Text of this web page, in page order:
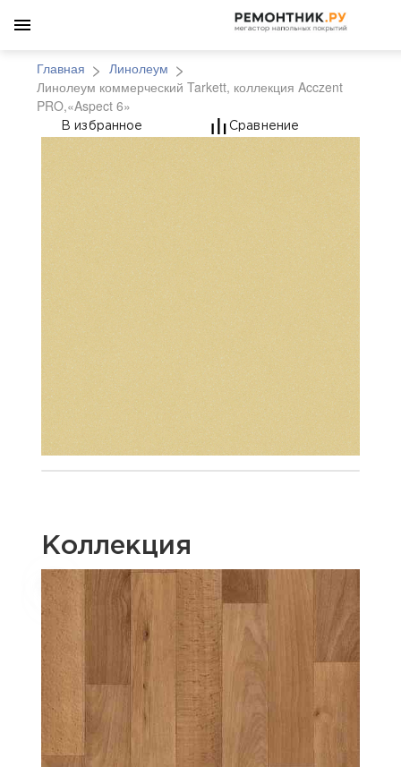
Главная
Линолеум
Линолеум коммерческий Tarkett, коллекция Acczent
PRO,«Aspect 6»
Линолеум
В избранное Сравнение
Коллекция